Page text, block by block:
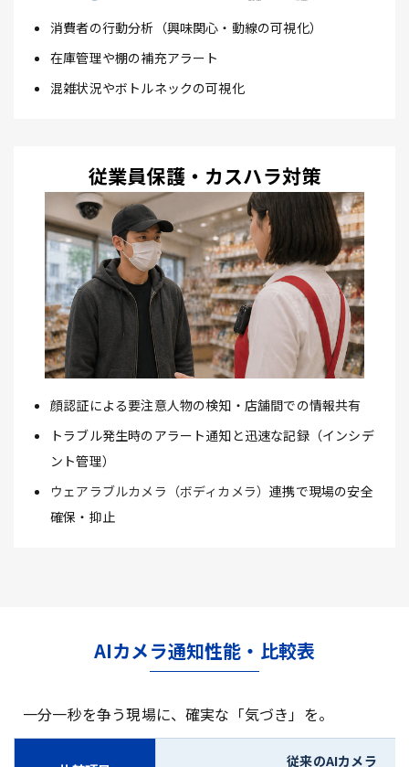
消費者の行動分析（興味関心・動線の可視化）
在庫管理や棚の補充アラート
混雑状況やボトルネックの可視化
従業員保護・カスハラ対策
顔認証による要注意人物の検知・店舗間での情報共有
トラブル発生時のアラート通知と迅速な記録（インシデ
ント管理）
ウェアラブルカメラ（ボディカメラ）連携で現場の安全
確保・抑止
AIカメラ通知性能・比較表
一分一秒を争う現場に、確実な「気づき」を。
従来のAIカメラ